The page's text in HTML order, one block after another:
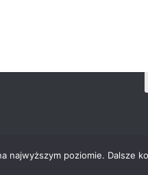
prawa zastrzeżone.
najwyższym poziomie. Dalsze